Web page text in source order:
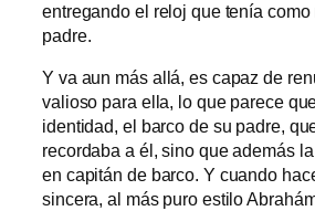
entregando el reloj que tenía como
padre.
Y va aun más allá, es capaz de
valioso para ella, lo que parece
identidad, el barco de su padre,
recordaba a él, sino que además
en capitán de barco. Y cuando
sincera, al más puro estilo